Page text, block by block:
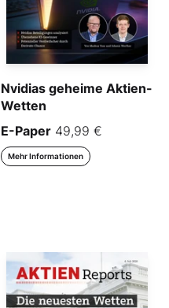
Nvidias geheime Aktien-
Wetten
E-Paper 49,99 €
Mehr Informationen